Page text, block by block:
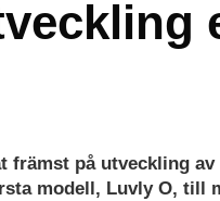
på utveckling av
modell, Luvly O, till